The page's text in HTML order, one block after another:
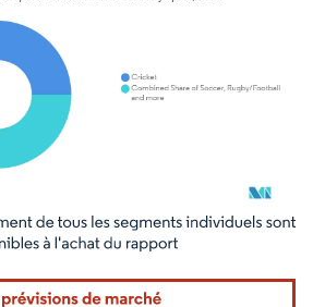
La réutilisation nécessite une attribution sous CC BY